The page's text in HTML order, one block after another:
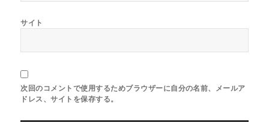
サイト
次回のコメントで使用するためブラウザーに自分の名前、メールア
ドレス、サイトを保存する。